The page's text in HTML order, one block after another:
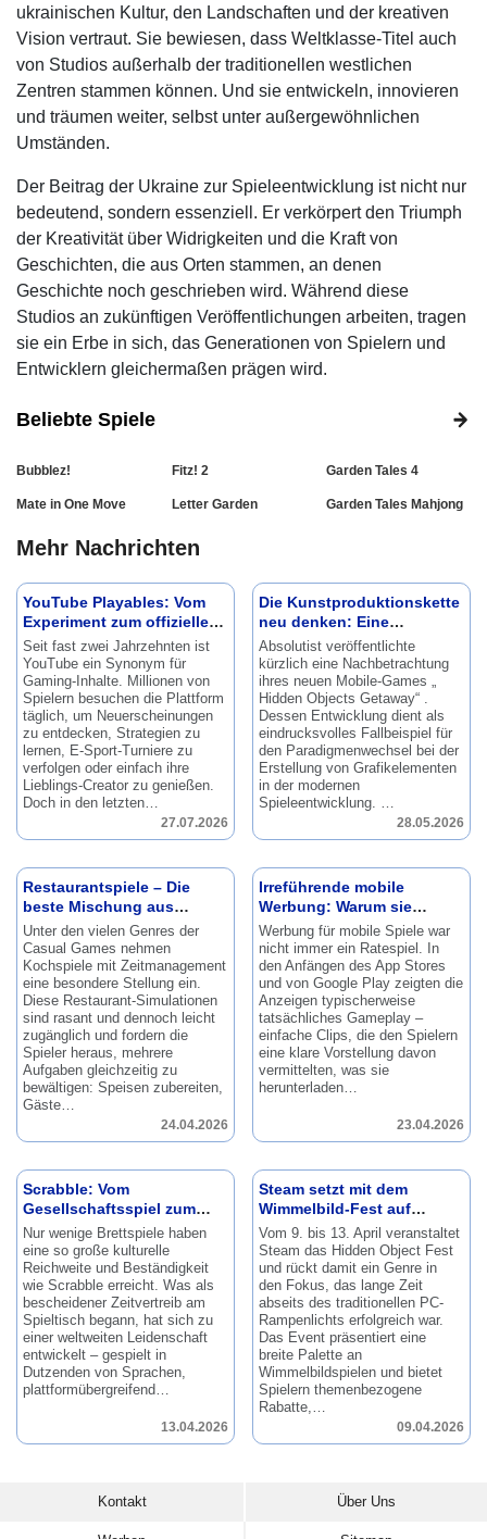
ukrainischen Kultur, den Landschaften und der kreativen
Vision vertraut. Sie bewiesen, dass Weltklasse-Titel auch
von Studios außerhalb der traditionellen westlichen
Zentren stammen können. Und sie entwickeln, innovieren
und träumen weiter, selbst unter außergewöhnlichen
Umständen.
Der Beitrag der Ukraine zur Spieleentwicklung ist nicht nur
bedeutend, sondern essenziell. Er verkörpert den Triumph
der Kreativität über Widrigkeiten und die Kraft von
Geschichten, die aus Orten stammen, an denen
Geschichte noch geschrieben wird. Während diese
Studios an zukünftigen Veröffentlichungen arbeiten, tragen
sie ein Erbe in sich, das Generationen von Spielern und
Entwicklern gleichermaßen prägen wird.
Beliebte Spiele
Bubblez! Fitz! 2 Garden Tales 4
Mate in One Move Letter Garden Garden Tales Mahjong
Mehr Nachrichten
YouTube Playables: Vom
Experiment zum offiziellen
Feature
Seit fast zwei Jahrzehnten ist
YouTube ein Synonym für
Gaming-Inhalte. Millionen von
Spielern besuchen die Plattform
täglich, um Neuerscheinungen
zu entdecken, Strategien zu
lernen, E-Sport-Turniere zu
verfolgen oder einfach ihre
Lieblings-Creator zu genießen.
Doch in den letzten…
27.07.2026
Die Kunstproduktionskette
neu denken: Eine
Nachbetrachtung von
Hidden Objects Getaway
Absolutist veröffentlichte
kürzlich eine Nachbetrachtung
ihres neuen Mobile-Games „
Hidden Objects Getaway“ .
Dessen Entwicklung dient als
eindrucksvolles Fallbeispiel für
den Paradigmenwechsel bei der
Erstellung von Grafikelementen
in der modernen
Spieleentwicklung. …
28.05.2026
Restaurantspiele – Die
beste Mischung aus
Zeitmanagement und
Simulation
Unter den vielen Genres der
Casual Games nehmen
Kochspiele mit Zeitmanagement
eine besondere Stellung ein.
Diese Restaurant-Simulationen
sind rasant und dennoch leicht
zugänglich und fordern die
Spieler heraus, mehrere
Aufgaben gleichzeitig zu
bewältigen: Speisen zubereiten,
Gäste…
24.04.2026
Irreführende mobile
Werbung: Warum sie
funktioniert
Werbung für mobile Spiele war
nicht immer ein Ratespiel.
In
den Anfängen des App Stores
und von Google Play zeigten die
Anzeigen typischerweise
tatsächliches Gameplay –
einfache Clips, die den Spielern
eine klare Vorstellung davon
vermittelten, was sie
herunterladen…
23.04.2026
Scrabble: Vom
Gesellschaftsspiel zum
globalen Phänomen
Nur wenige Brettspiele haben
eine so große kulturelle
Reichweite und Beständigkeit
wie Scrabble erreicht. Was als
bescheidener Zeitvertreib am
Spieltisch begann, hat sich zu
einer weltweiten Leidenschaft
entwickelt – gespielt in
Dutzenden von Sprachen,
plattformübergreifend…
13.04.2026
Steam setzt mit dem
Wimmelbild-Fest auf
Gelegenheitsspiele
Vom 9. bis 13. April veranstaltet
Steam das Hidden Object Fest
und rückt damit ein Genre in
den Fokus, das lange Zeit
abseits des traditionellen PC-
Rampenlichts erfolgreich war.
Das Event präsentiert eine
breite Palette an
Wimmelbildspielen und bietet
Spielern themenbezogene
Rabatte,…
09.04.2026
Kontakt Über Uns